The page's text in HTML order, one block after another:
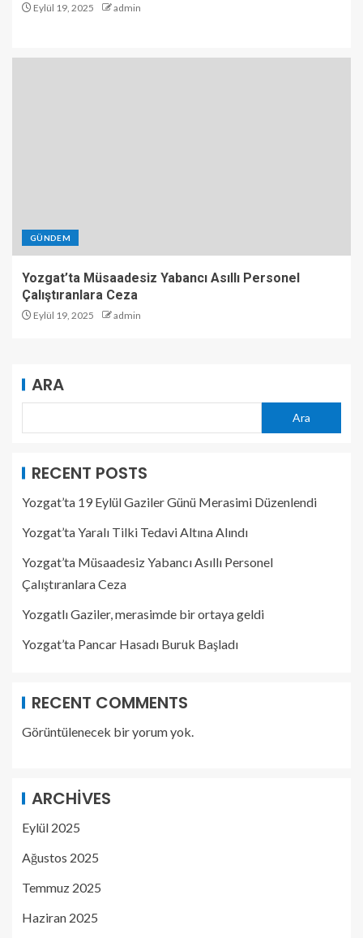
Eylül 19, 2025 admin
GÜNDEM
Yozgat’ta Müsaadesiz Yabancı Asıllı Personel
Çalıştıranlara Ceza
Eylül 19, 2025 admin
ARA
Ara
RECENT POSTS
Yozgat’ta 19 Eylül Gaziler Günü Merasimi Düzenlendi
Yozgat’ta Yaralı Tilki Tedavi Altına Alındı
Yozgat’ta Müsaadesiz Yabancı Asıllı Personel
Çalıştıranlara Ceza
Yozgatlı Gaziler, merasimde bir ortaya geldi
Yozgat’ta Pancar Hasadı Buruk Başladı
RECENT COMMENTS
Görüntülenecek bir yorum yok.
ARCHIVES
Eylül 2025
Ağustos 2025
Temmuz 2025
Haziran 2025